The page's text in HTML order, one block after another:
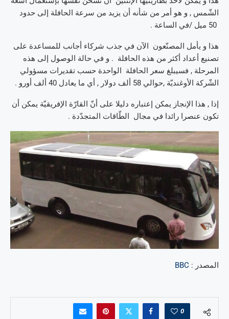
الشّمس , و هو أمر من شأنه أن يزيد من سرعة الحافلة إلى حدود
هذا و يأمل المصنّعون الآن في جذب شركاء أجانب للمساعدة على
تصنيع أعداد أكثر من هذه الحافلة . و في حالة الوصول إلى هذه
المرحلة , فسيبلغ سعر الحافلة الواحدة حسب تقديرات مسؤولي
الشّركة الأوغنديّة ,حوالي 58 ألف دولار , أي ما يعادل 40 ألف أورو .
إذا , هذا الإنجاز يمكن إعتباره دليلا على أنّ القارّة الإفريقيّة يمكن أن
تكون عنصرا رائدا في مجال الطّاقات المتجدّدة .
المصدر :
0